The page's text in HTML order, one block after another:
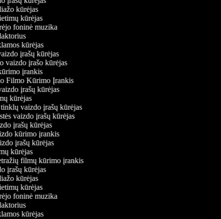
kūrėjas
kūrėjas
foninė muzika
kūrėjas
įrašų kūrėjas
vaizdo įrašo kūrėjas
įrankis
Filmo Kūrimo Įrankis
įrašų kūrėjas
kūrėjas
tinklų vaizdo įrašų kūrėjas
vaizdo įrašų kūrėjas
įrašų kūrėjas
kūrimo įrankis
įrašų kūrėjas
kūrėjas
filmų kūrimo įrankis
įrašų kūrėjas
kūrėjas
kūrėjas
foninė muzika
kūrėjas